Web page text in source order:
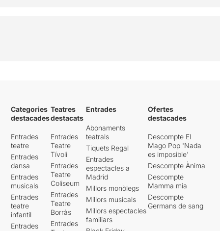
Categories
destacades
Entrades
teatre
Entrades
dansa
Entrades
musicals
Entrades
teatre
infantil
Entrades
Teatres
destacats
Entrades
Teatre
Tívoli
Entrades
Teatre
Coliseum
Entrades
Teatre
Borràs
Entrades
Entrades
Abonaments
teatrals
Tiquets Regal
Entrades
espectacles a
Madrid
Millors monòlegs
Millors musicals
Millors espectacles
familiars
Ofertes
destacades
Descompte El
Mago Pop 'Nada
es imposible'
Descompte Ànima
Descompte
Mamma mia
Descompte
Germans de sang